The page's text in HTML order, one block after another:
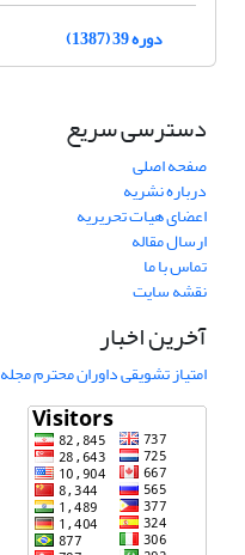
دوره 39 (1387)
دسترسی سریع
صفحه اصلی
درباره نشریه
اعضای هیات تحریریه
ارسال مقاله
تماس با ما
نقشه سایت
آخرین اخبار
امتیاز تشویقی داوران محترم مجله